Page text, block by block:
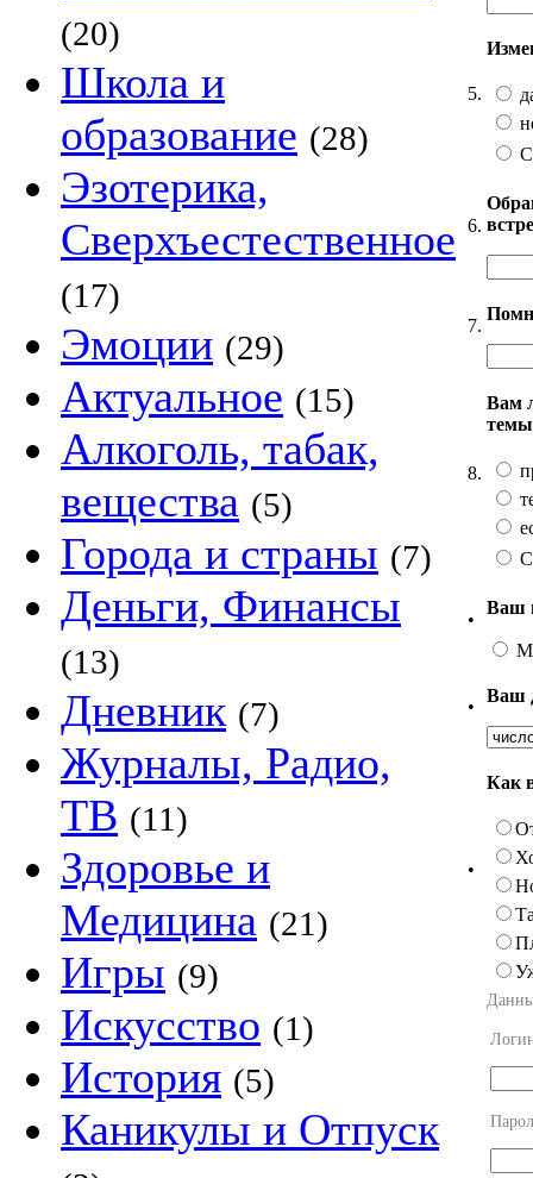
(20)
Школа и
образование (28)
Эзотерика,
Сверхъестественное
(17)
Эмоции (29)
Актуальное (15)
Алкоголь, табак,
вещества (5)
Города и страны (7)
Деньги, Финансы
(13)
Дневник (7)
Журналы, Радио,
ТВ (11)
Здоровье и
Медицина (21)
Игры (9)
Искусство (1)
История (5)
Каникулы и Отпуск
5.
6.
7.
8.
Вам
•
Ваш
•
Ваш
•
Как